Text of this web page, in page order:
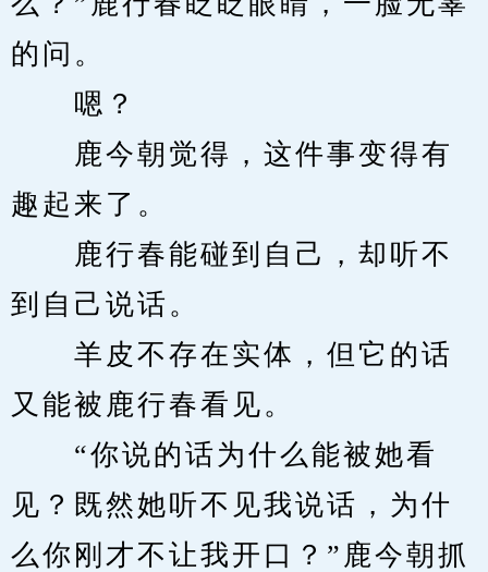
的问。
嗯？
鹿今朝觉得，这件事变得有
趣起来了。
鹿行春能碰到自己，却听不
到自己说话。
羊皮不存在实体，但它的话
又能被鹿行春看见。
“你说的话为什么能被她看
见？既然她听不见我说话，为什
么你刚才不让我开口？”鹿今朝抓